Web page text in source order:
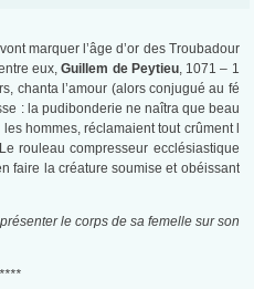
marquer l’âge d’or des Troubadour
eux,Guillem de Peytieu, 1071 – 1
chanta l’amour (alors conjugué au fé
: la pudibonderie ne naîtra que beau
hommes, réclamaient tout crûment l
rouleau compresseur ecclésiastique
faire la créature soumise et obéissant
le corps de sa femelle sur son